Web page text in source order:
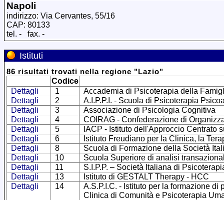
Napoli
indirizzo: Via Cervantes, 55/16
CAP: 80133
tel. - fax. -
Istituti
86 risultati trovati nella regione "Lazio"
Codice
Dettagli
1
Accademia di Psicoterapia della
Dettagli
2
A.I.P.P.I. - Scuola di Psicoterapia
Dettagli
3
Associazione di Psicologia Cognitiva
Dettagli
4
COIRAG - Confederazione di
Dettagli
5
IACP - Istituto dell'Approccio Centrato
Dettagli
6
Istituto Freudiano per la Clinica, la
Dettagli
8
Scuola di Formazione della Società
Dettagli
10
Scuola Superiore di analisi
Dettagli
11
S.I.P.P. – Società Italiana di
Dettagli
13
Istituto di GESTALT Therapy - HCC
Dettagli
14
A.S.P.I.C. - Istituto per la formazione
Clinica di Comunità e Psicoterapia